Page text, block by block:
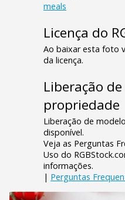
meals
Licença do
Ao baixar esta foto
da licença.
Liberação
propriedade
Liberação de
disponível.
Veja as Perguntas
Uso do
informações.
| Perguntas